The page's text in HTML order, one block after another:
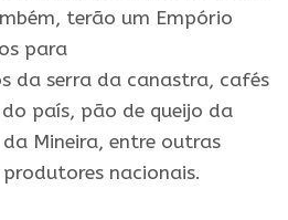
terão um Empório
para
da serra da canastra, cafés
do país, pão de queijo da
Mineira, entre outras
nacionais.